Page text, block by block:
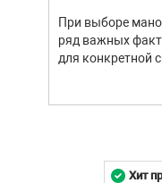
При выборе
ряд важных
для конкретной
Хит